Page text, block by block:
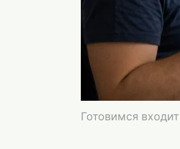
Готовимся